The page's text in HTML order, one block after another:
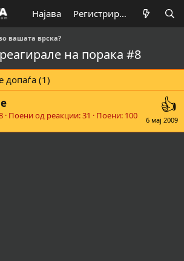
Најава Регистрирај се
вашата врска?
на порака #8
допаѓа (1)
6 мај 2009
Поени од реакции 31 Поени 100